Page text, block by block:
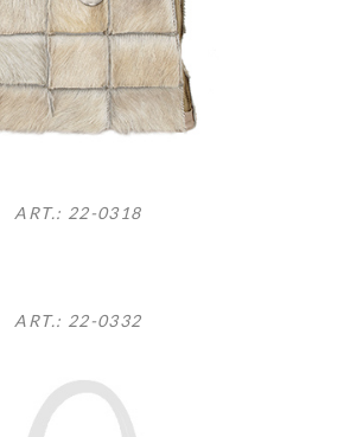
ART.: 22-0318
ART.: 22-0332